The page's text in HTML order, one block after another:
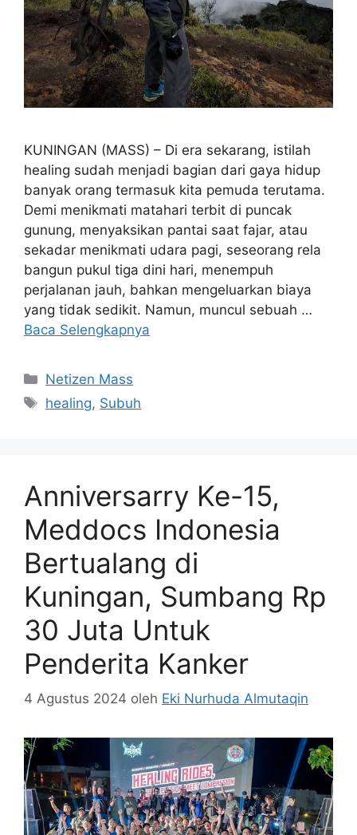
KUNINGAN (MASS) – Di era sekarang, istilah
healing sudah menjadi bagian dari gaya hidup
banyak orang termasuk kita pemuda terutama.
Demi menikmati matahari terbit di puncak
gunung, menyaksikan pantai saat fajar, atau
sekadar menikmati udara pagi, seseorang rela
bangun pukul tiga dini hari, menempuh
perjalanan jauh, bahkan mengeluarkan biaya
yang tidak sedikit. Namun, muncul sebuah …
Baca Selengkapnya
Kategori
Netizen Mass
Tag
healing, Subuh
Anniversarry Ke-15,
Meddocs Indonesia
Bertualang di
Kuningan, Sumbang Rp
30 Juta Untuk
Penderita Kanker
4 Agustus 2024 oleh Eki Nurhuda Almutaqin